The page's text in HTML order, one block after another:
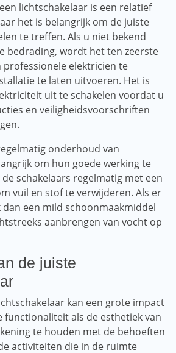
lichtschakelaar is een relatief
het is belangrijk om de juiste
te treffen. Als u niet bekend
bedrading, wordt het ten zeerste
​​professionele elektricien te
te laten uitvoeren. Het is
uit te schakelen voordat u
en veiligheidsvoorschriften
onderhoud van
om hun goede werking te
schakelaars regelmatig met een
vuil en stof te verwijderen. Als er
dan een mild schoonmaakmiddel
aanbrengen van vocht op
de juiste
kan een grote impact
functionaliteit als de esthetiek van
te houden met de behoeften
activiteiten die in de ruimte